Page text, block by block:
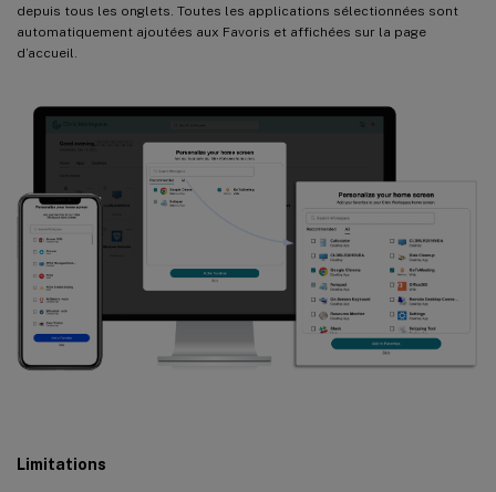
depuis tous les onglets. Toutes les applications sélectionnées sont
automatiquement ajoutées aux Favoris et affichées sur la page
d’accueil.
Limitations